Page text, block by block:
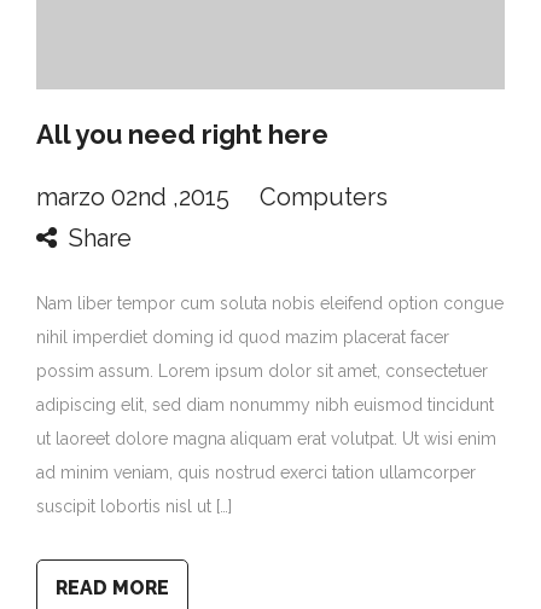
All you need right here
marzo 02nd ,2015
Computers
Share
Nam liber tempor cum soluta nobis eleifend option congue
nihil imperdiet doming id quod mazim placerat facer
possim assum. Lorem ipsum dolor sit amet, consectetuer
adipiscing elit, sed diam nonummy nibh euismod tincidunt
ut laoreet dolore magna aliquam erat volutpat. Ut wisi enim
ad minim veniam, quis nostrud exerci tation ullamcorper
suscipit lobortis nisl ut […]
READ MORE